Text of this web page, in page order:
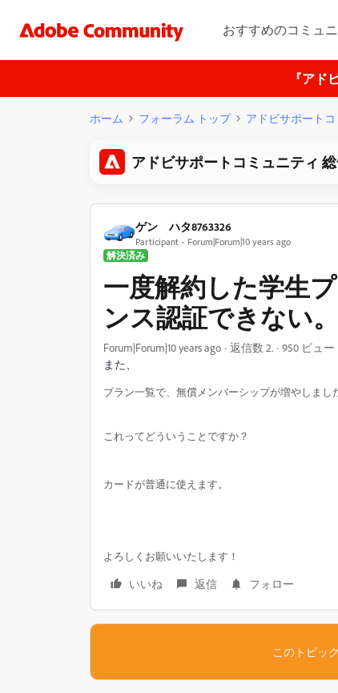
おすすめのコミュ
『アド
ホーム フォーラム トップ アドビサポート
アドビサポートコミュニティ
ゲン ハタ8763326
Participant
Forum|Forum|10 years ago
解決済み
一度解約した学生
ンス認証できない。
Forum|Forum|10 years ago 返信数 2.
950 ビュー
また、
プラン一覧で、無償メンバーシップが増やしまし
これってどういうことですか？
カードが普通に使えます。
よろしくお願いいたします！
いいね 返信 フォロー
このトピッ